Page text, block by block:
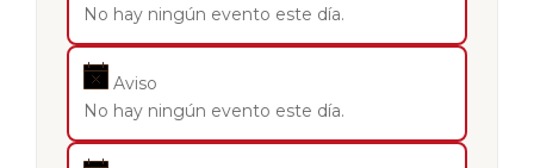
No hay ningún evento este día.
Aviso
No hay ningún evento este día.